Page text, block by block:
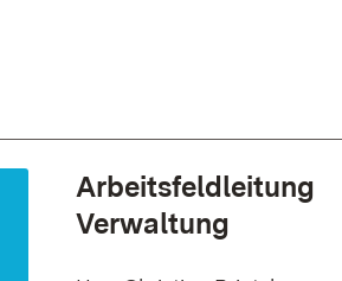
Arbeitsfeldleitung
Verwaltung